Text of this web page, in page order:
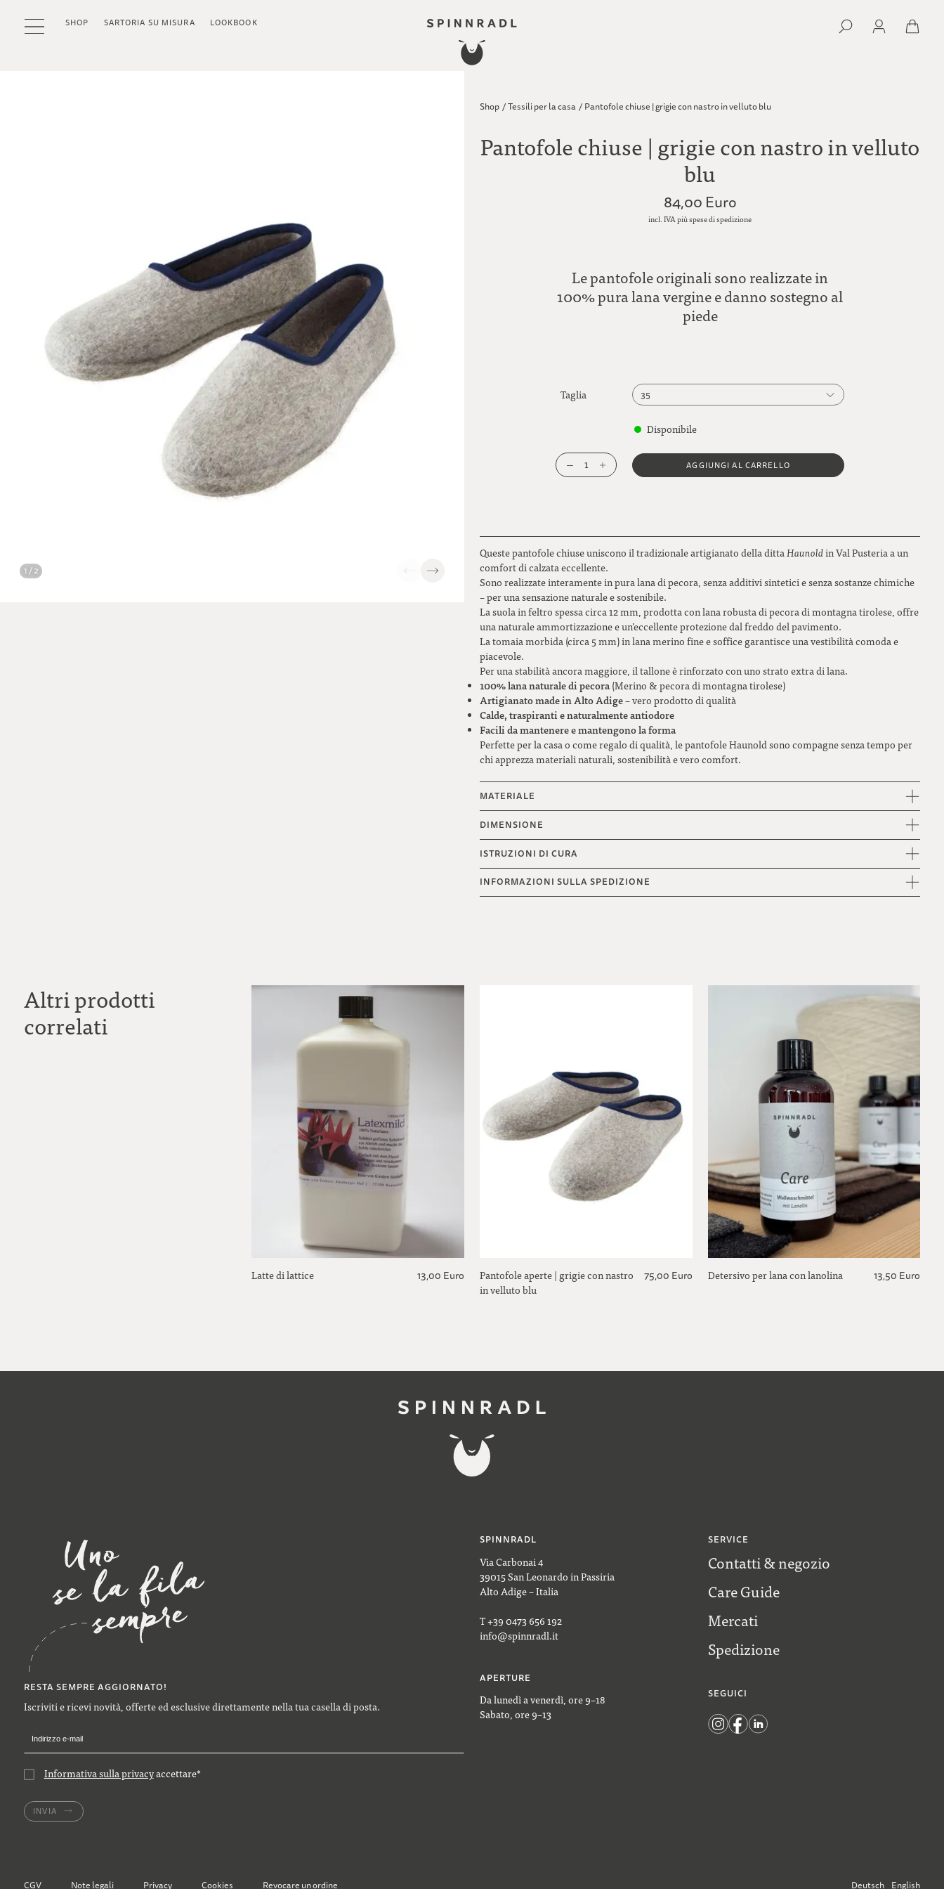
SHOP SARTORIA SU MISURA LOOKBOOK
Shop /Tessili per la casa / Pantofole chiuse | grigie con nastro in velluto blu
Pantofole chiuse | grigie con nastro in velluto
blu
84,00 Euro
incl. IVA più spese di spedizione
Le pantofole originali sono realizzate in
100% pura lana vergine e danno sostegno al
piede
Taglia
35
37
39
41
42
43
44
45
46
47
Disponibile
1 AGGIUNGI AL CARRELLO
Queste pantofole chiuse uniscono il tradizionale artigianato della ditta Haunoldin Val Pusteria a un
comfort di calzata eccellente.
Sono realizzate interamente in pura lana di pecora, senza additivi sintetici e senza sostanze chimiche
– per una sensazione naturale e sostenibile.
La suola in feltro spessa circa 12 mm, prodotta con lana robusta di pecora di montagna tirolese, offre
una naturale ammortizzazione e un’eccellente protezione dal freddo del pavimento.
La tomaia morbida (circa 5 mm) in lana merino fine e soffice garantisce una vestibilità comoda e
piacevole.
Per una stabilità ancora maggiore, il tallone è rinforzato con uno strato extra di lana.
100% lana naturale di pecora (Merino & pecora di montagna tirolese)
Artigianato made in Alto Adige– vero prodotto di qualità
Calde, traspiranti e naturalmente antiodore
Facili da mantenere e mantengono la forma
Perfette per la casa o come regalo di qualità, le pantofole Haunold sono compagne senza tempo per
chi apprezza materiali naturali, sostenibilità e vero comfort.
MATERIALE
DIMENSIONE
ISTRUZIONI DI CURA
INFORMAZIONI SULLA SPEDIZIONE
Altri prodotti
correlati
Latte di lattice 13,00 Euro
Pantofole aperte | grigie con nastro
in velluto blu
75,00 Euro Detersivo per lana con lanolina 13,50 Euro
RESTA SEMPRE AGGIORNATO!
Iscriviti e ricevi novità, offerte ed esclusive direttamente nella tua casella di posta.
Informativa sulla privacyaccettare*
INVIA
SPINNRADL
Via Carbonai 4
39015 San Leonardo in Passiria
Alto Adige – Italia
T +39 0473 656 192
info@spinnradl.it
APERTURE
Da lunedì a venerdì, ore 9–18
Sabato, ore 9–13
SERVICE
Contatti & negozio
Care Guide
Mercati
Spedizione
SEGUICI
CGV Note legali Privacy Cookies Revocare un ordine Deutsch English
1 / 2